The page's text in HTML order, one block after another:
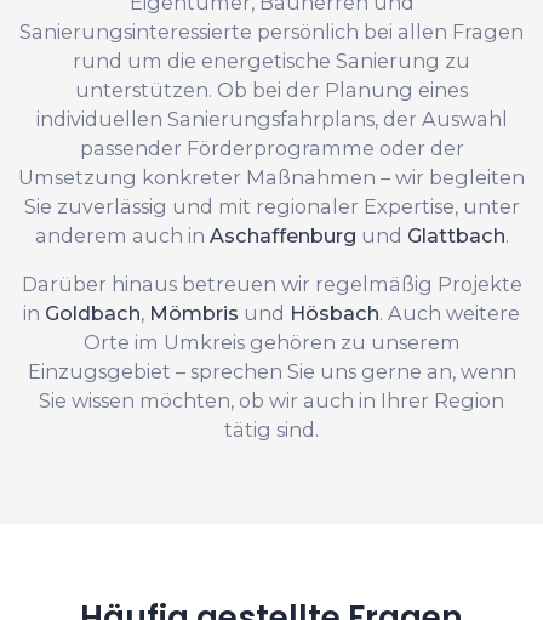
Sanierungsinteressierte persönlich bei allen Fragen
rund um die energetische Sanierung zu
unterstützen. Ob bei der Planung eines
individuellen Sanierungsfahrplans, der Auswahl
passender Förderprogramme oder der
Umsetzung konkreter Maßnahmen – wir begleiten
Sie zuverlässig und mit regionaler Expertise, unter
anderem auch in Aschaffenburg und Glattbach.
Darüber hinaus betreuen wir regelmäßig Projekte
in Goldbach, Mömbris und Hösbach. Auch weitere
Orte im Umkreis gehören zu unserem
Einzugsgebiet – sprechen Sie uns gerne an, wenn
Sie wissen möchten, ob wir auch in Ihrer Region
tätig sind.